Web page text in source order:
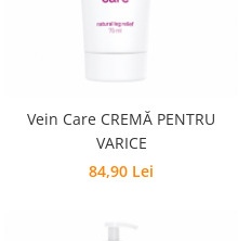
Pile, Par si Unghii
Putere concentrare si memorie
Vein Care CREMĂ PENTRU
VARICE
84,90 Lei